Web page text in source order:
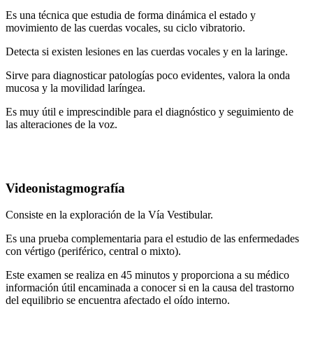
Es una técnica que estudia de forma dinámica el estado y
movimiento de las cuerdas vocales, su ciclo vibratorio.
Detecta si existen lesiones en las cuerdas vocales y en la laringe.
Sirve para diagnosticar patologías poco evidentes, valora la onda
mucosa y la movilidad laríngea.
Es muy útil e imprescindible para el diagnóstico y seguimiento de
las alteraciones de la voz.
Videonistagmografía
Consiste en la exploración de la Vía Vestibular.
Es una prueba complementaria para el estudio de las enfermedades
con vértigo (periférico, central o mixto).
Este examen se realiza en 45 minutos y proporciona a su médico
información útil encaminada a conocer si en la causa del trastorno
del equilibrio se encuentra afectado el oído interno.